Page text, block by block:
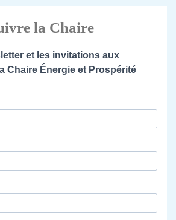
la Chaire
et les invitations aux
Chaire Énergie et Prospérité